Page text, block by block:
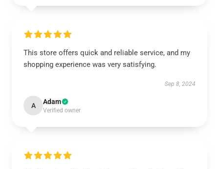
This store offers quick and reliable service, and my
shopping experience was very satisfying.
Sep 8, 2024
A Adam
Verified owner